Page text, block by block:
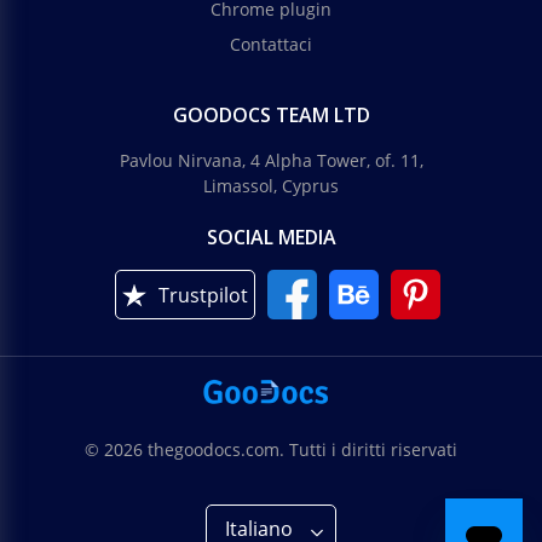
Chrome plugin
Contattaci
GOODOCS TEAM LTD
Pavlou Nirvana, 4 Alpha Tower, of. 11,
Limassol, Cyprus
SOCIAL MEDIA
Trustpilot
© 2026 thegoodocs.com. Tutti i diritti riservati
Italiano